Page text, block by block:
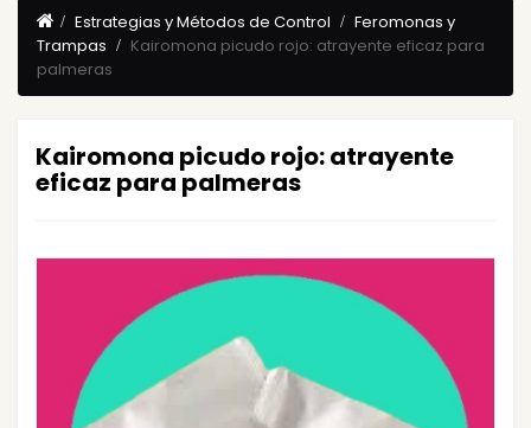
Estrategias y Métodos de Control
Feromonas y
Trampas
Kairomona picudo rojo: atrayente eficaz para
palmeras
Kairomona picudo rojo: atrayente
eficaz para palmeras